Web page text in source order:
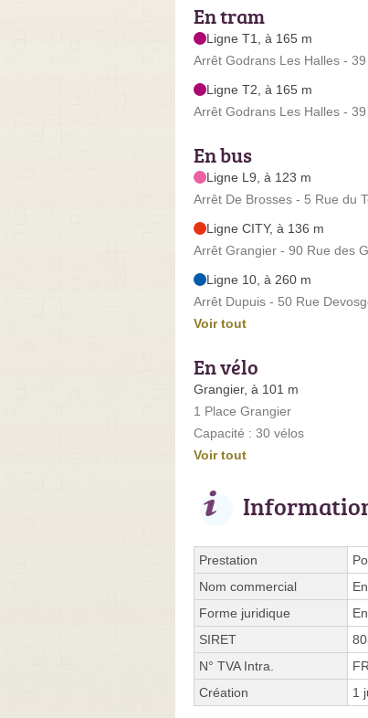
En tram
Ligne T1, à 165 m
Arrêt Godrans Les Halles -
Ligne T2, à 165 m
Arrêt Godrans Les Halles -
En bus
Ligne L9, à 123 m
Arrêt De Brosses - 5 Rue du
Ligne CITY, à 136 m
Arrêt Grangier - 90 Rue des
Ligne 10, à 260 m
Arrêt Dupuis - 50 Rue
Voir tout
En vélo
Grangier, à 101 m
1 Place Grangier
Capacité : 30 vélos
Voir tout
Prestation
Nom commercial
Forme juridique
SIRET
N° TVA Intra.
Création
1